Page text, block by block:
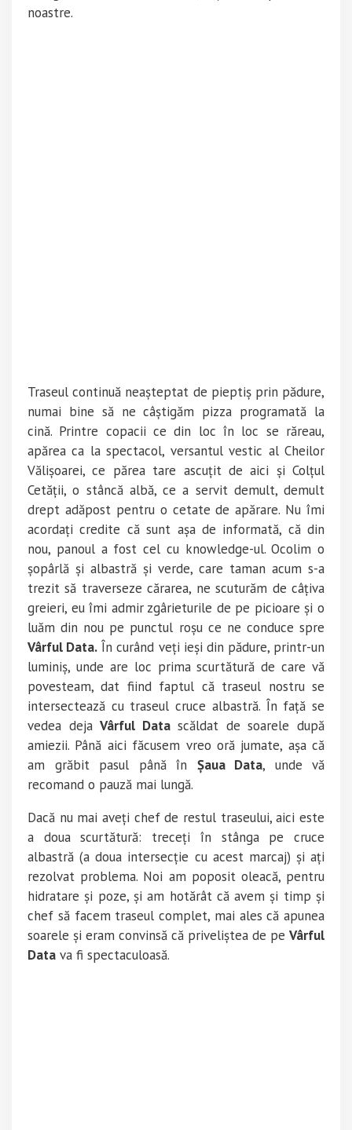
noastre.
Traseul continuă neașteptat de pieptiș prin pădure,
numai bine să ne câștigăm pizza programată la
cină. Printre copacii ce din loc în loc se răreau,
apărea ca la spectacol, versantul vestic al Cheilor
Vălișoarei, ce părea tare ascuțit de aici și Colțul
Cetății, o stâncă albă, ce a servit demult, demult
drept adăpost pentru o cetate de apărare. Nu îmi
acordați credite că sunt așa de informată, că din
nou, panoul a fost cel cu knowledge-ul. Ocolim o
șopârlă și albastră și verde, care taman acum s-a
trezit să traverseze cărarea, ne scuturăm de câțiva
greieri, eu îmi admir zgârieturile de pe picioare și o
luăm din nou pe punctul roșu ce ne conduce spre
Vârful Data. În curând veți ieși din pădure, printr-un
luminiș, unde are loc prima scurtătură de care vă
povesteam, dat fiind faptul că traseul nostru se
intersectează cu traseul cruce albastră. În față se
vedea dejaVârful Datascăldat de soarele după
amiezii. Până aici făcusem vreo oră jumate, așa că
am grăbit pasul până în Șaua Data, unde vă
recomand o pauză mai lungă.
Dacă nu mai aveți chef de restul traseului, aici este
a doua scurtătură: treceți în stânga pe cruce
albastră (a doua intersecție cu acest marcaj) și ați
rezolvat problema. Noi am poposit oleacă, pentru
hidratare și poze, și am hotărât că avem și timp și
chef să facem traseul complet, mai ales că apunea
soarele și eram convinsă că priveliștea de pe Vârful
Data va fi spectaculoasă.